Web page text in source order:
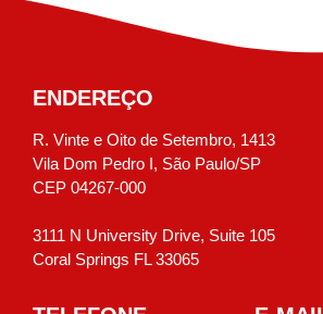
ENDEREÇO
R. Vinte e Oito de Setembro, 1413
Vila Dom Pedro I, São Paulo/SP
CEP 04267-000
3111 N University Drive, Suite 105
Coral Springs FL 33065